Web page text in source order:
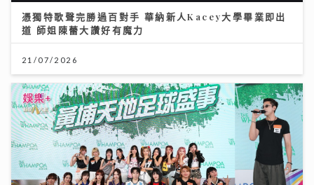
憑獨特歌聲完勝過百對手 華納新人Kacey大學畢業即出
道 師姐陳蕾大讚好有魔力
21/07/2026